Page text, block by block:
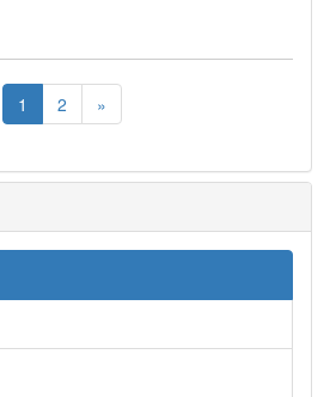
1 2 »